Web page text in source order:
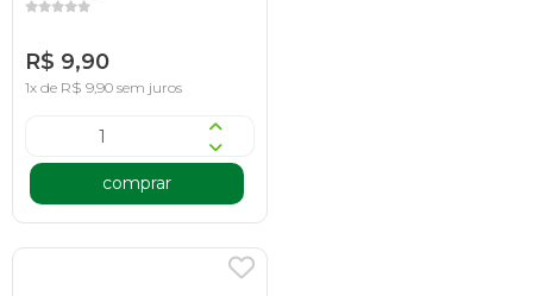
R$ 9,90
1x de R$ 9,90 sem juros
comprar